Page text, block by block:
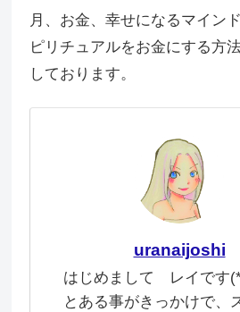
月、お金、幸せになるマイン
ピリチュアルをお金にする方
しております。
uranaijoshi
はじめまして レイです
とある事がきっかけで、